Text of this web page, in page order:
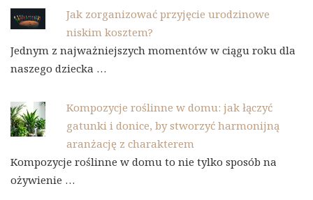
Jak zorganizować przyjęcie urodzinowe
niskim kosztem?
Jednym z najważniejszych momentów w ciągu roku dla
naszego dziecka …
Kompozycje roślinne w domu: jak łączyć
gatunki i donice, by stworzyć harmonijną
aranżację z charakterem
Kompozycje roślinne w domu to nie tylko sposób na
ożywienie …